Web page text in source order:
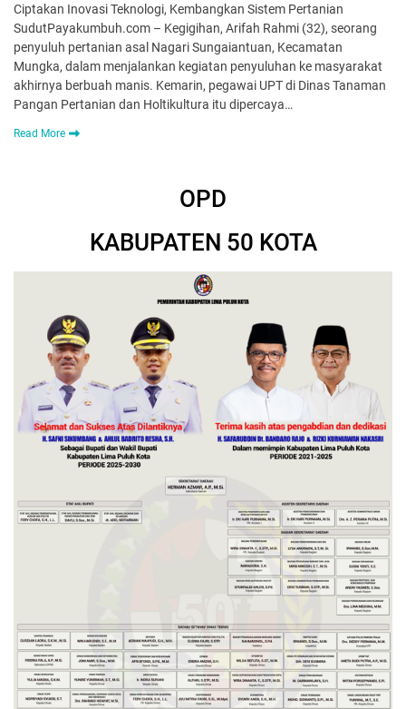
Ciptakan Inovasi Teknologi, Kembangkan Sistem Pertanian
SudutPayakumbuh.com – Kegigihan, Arifah Rahmi (32), seorang
penyuluh pertanian asal Nagari Sungaiantuan, Kecamatan
Mungka, dalam menjalankan kegiatan penyuluhan ke masyarakat
akhirnya berbuah manis. Kemarin, pegawai UPT di Dinas Tanaman
Pangan Pertanian dan Holtikultura itu dipercaya…
Read More
OPD
KABUPATEN 50 KOTA